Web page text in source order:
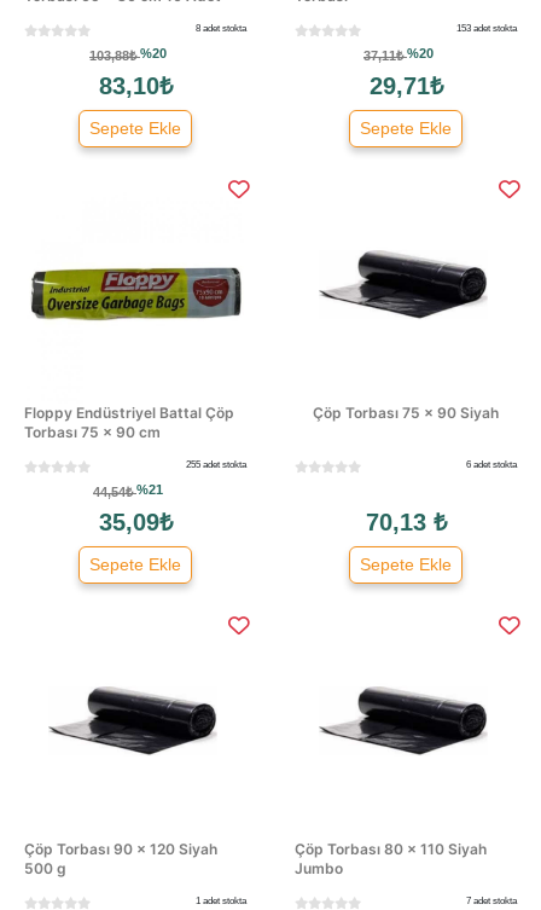
8 adet stokta
103,88₺%20
83,10₺
Sepete Ekle
153 adet stokta
37,11₺%20
29,71₺
Sepete Ekle
Floppy Endüstriyel Battal Çöp
Torbası 75 × 90 cm
255 adet stokta
44,54₺%21
35,09₺
Sepete Ekle
Çöp Torbası 75 × 90 Siyah
6 adet stokta
70,13 ₺
Sepete Ekle
Çöp Torbası 90 × 120 Siyah
500 g
1 adet stokta
Çöp Torbası 80 × 110 Siyah
Jumbo
7 adet stokta